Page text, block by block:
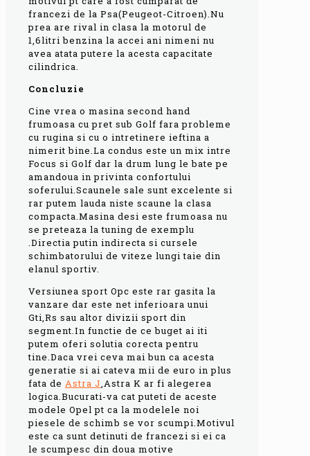
francezi de la Psa(Peugeot-Citroen).Nu
prea are rival in clasa la motorul de
1,6litri benzina la accei ani nimeni nu
avea atata putere la acesta capacitate
cilindrica.
Concluzie
Cine vrea o masina second hand
frumoasa cu pret sub Golf fara probleme
cu rugina si cu o intretinere ieftina a
nimerit bine.La condus este un mix intre
Focus si Golf dar la drum lung le bate pe
amandoua in privinta confortului
soferului.Scaunele sale sunt excelente si
rar putem lauda niste scaune la clasa
compacta.Masina desi este frumoasa nu
se preteaza la tuning de exemplu
.Directia putin indirecta si cursele
schimbatorului de viteze lungi taie din
elanul sportiv.
Versiunea sport Opc este rar gasita la
vanzare dar este net inferioara unui
Gti,Rs sau altor divizii sport din
segment.In functie de ce buget ai iti
putem oferi solutia corecta pentru
tine.Daca vrei ceva mai bun ca acesta
generatie si ai cateva mii de euro in plus
fata de Astra J,Astra K ar fi alegerea
logica.Bucurati-va cat puteti de aceste
modele Opel pt ca la modelele noi
piesele de schimb se vor scumpi.Motivul
este ca sunt detinuti de francezi si ei ca
le scumpesc din doua motive